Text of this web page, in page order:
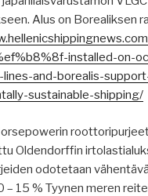
Alus on Borealiksen
installed-on-
and-borealis-
sustainable-shipping/
Oldendorffin
odotetaan
– 15 % Tyynen meren